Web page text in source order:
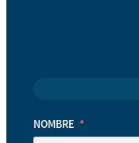
NOMBRE